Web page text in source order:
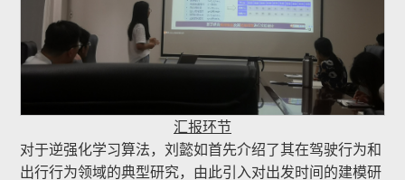
汇报环节
对于逆强化学习算法，刘懿如首先介绍了其在驾驶行为和
出行行为领域的典型研究，由此引入对出发时间的建模研